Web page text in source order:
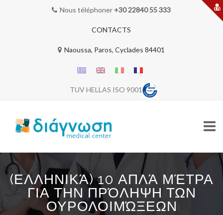
Nous téléphoner +30 22840 55 333
CONTACTS
Naoussa, Paros, Cyclades 84401
TUV HELLAS ISO 9001
Skip
to
content
BIENVENUE
(ΕΛΛΗΝΙΚΆ) 10 ΑΠΛΆ ΜΈΤΡΑ
ΓΙΑ ΤΗΝ ΠΡΌΛΗΨΗ ΤΩΝ
ΟΥΡΟΛΟΙΜΏΞΕΩΝ